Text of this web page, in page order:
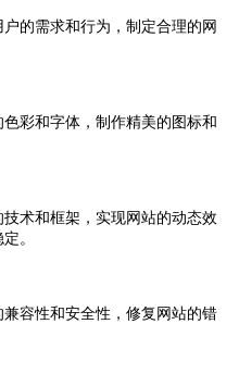
的需求和行为，制定合理的网
彩和字体，制作精美的图标和
术和框架，实现网站的动态效
。
容性和安全性，修复网站的错